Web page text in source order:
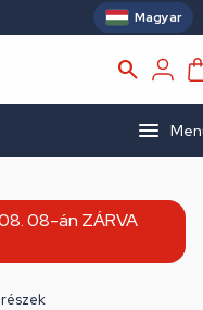
Magyar
08-án ZÁRVA